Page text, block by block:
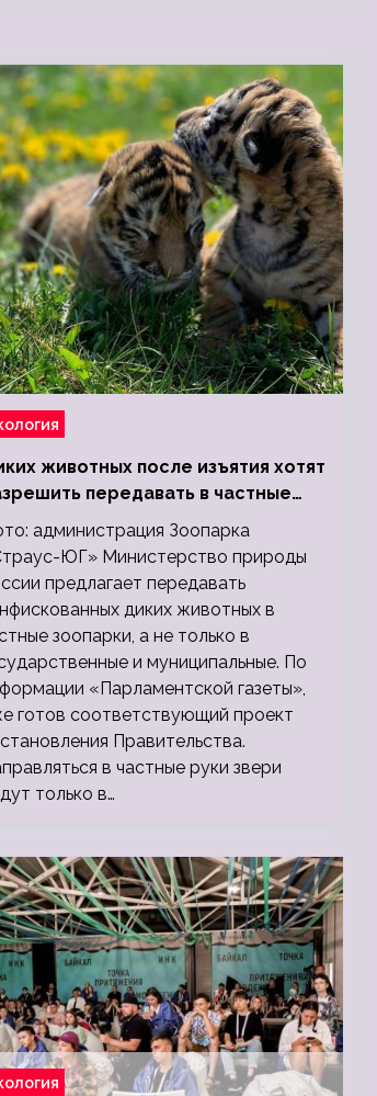
животных после изъятия хотят
передавать в частные
администрация Зоопарка
ЮГ» Министерство природы
предлагает передавать
диких животных в
зоопарки, а не только в
и муниципальные. По
«Парламентской газеты»,
готов соответствующий проект
Правительства.
в частные руки звери
только в…